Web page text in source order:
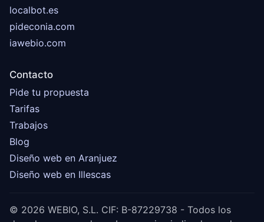
localbot.es
pideconia.com
iawebio.com
Contacto
Pide tu propuesta
Tarifas
Trabajos
Blog
Diseño web en Aranjuez
Diseño web en Illescas
© 2026 WEBIO, S.L. CIF: B-87229738 - Todos los